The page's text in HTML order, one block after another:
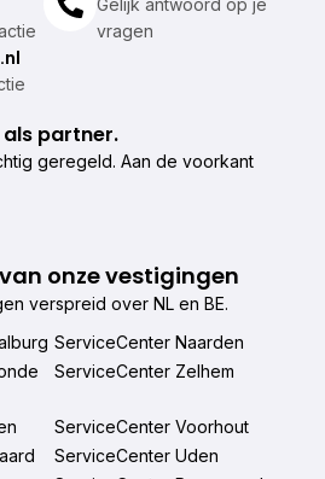
Gelijk antwoord op je
vragen
partner.
geregeld. Aan de voorkant
onze vestigingen
verspreid over NL en BE.
ServiceCenter Naarden
ServiceCenter Zelhem
ServiceCenter Voorhout
ServiceCenter Uden